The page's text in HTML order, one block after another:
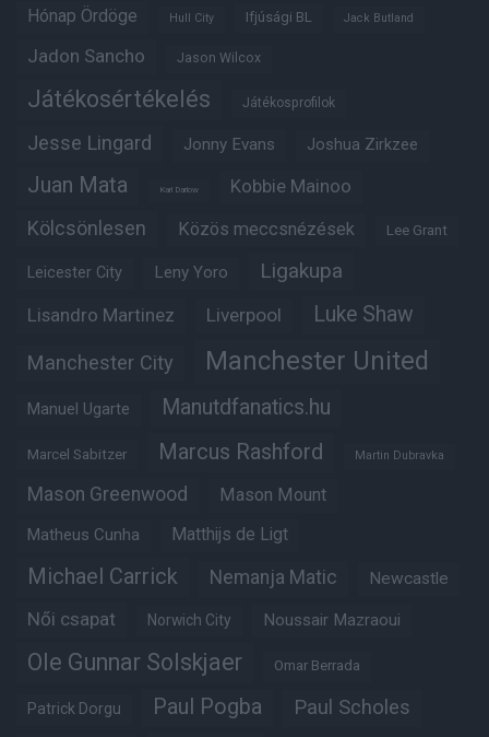
Hónap Ördöge Hull City Ifjúsági BL Jack Butland
Jadon Sancho Jason Wilcox
Játékosértékelés Játékosprofilok
Jesse Lingard Jonny Evans Joshua Zirkzee
Juan Mata Karl Darlow Kobbie Mainoo
Kölcsönlesen Közös meccsnézések Lee Grant
Leicester City Leny Yoro Ligakupa
Lisandro Martinez Liverpool Luke Shaw
Manchester City Manchester United
Manuel Ugarte Manutdfanatics.hu
Marcel Sabitzer Marcus Rashford Martin Dubravka
Mason Greenwood Mason Mount
Matheus Cunha Matthijs de Ligt
Michael Carrick Nemanja Matic Newcastle
Női csapat Norwich City Noussair Mazraoui
Ole Gunnar Solskjaer Omar Berrada
Patrick Dorgu Paul Pogba Paul Scholes